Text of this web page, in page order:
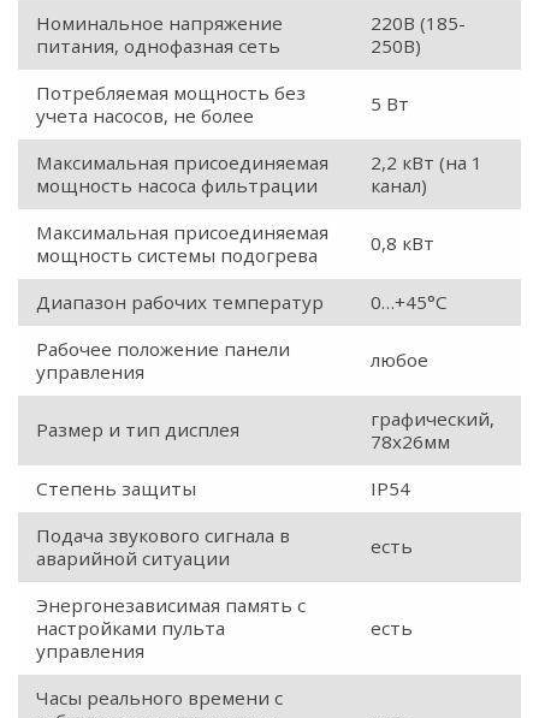
Номинальное напряжение
питания, однофазная сеть
220В (185-
250В)
Потребляемая мощность без
учета насосов, не более
5 Вт
Максимальная присоединяемая
мощность насоса фильтрации
2,2 кВт (на 1
канал)
Максимальная присоединяемая
мощность системы подогрева
0,8 кВт
Диапазон рабочих температур
0…+45°С
Рабочее положение панели
управления
любое
Размер и тип дисплея
графический,
78x26мм
Степень защиты
IP54
Подача звукового сигнала в
аварийной ситуации
есть
Энергонезависимая память с
настройками пульта
управления
есть
Часы реального времени с